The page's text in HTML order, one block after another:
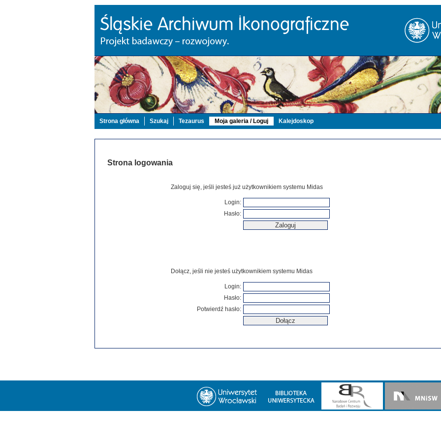
Strona główna Szukaj Tezaurus Moja galeria / Loguj Kalejdoskop
Strona logowania
Zaloguj się, jeśli jesteś już użytkownikiem systemu Midas
Login:
Hasło:
Dołącz, jeśli nie jesteś użytkownikiem systemu Midas
Login:
Hasło:
Potwierdź hasło: